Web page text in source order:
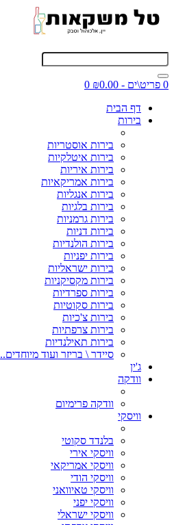
0 פריט\ים - ₪0.00
0
דף הבית
בירות
בירות אוסטריות
בירות איטלקיות
בירות איריות
בירות אמריקאיות
בירות אנגליות
בירות בלגיות
בירות גרמניות
בירות דניות
בירות הולנדיות
בירות יפניות
בירות ישראליות
בירות מקסיקניות
בירות ספרדיות
בירות סקוטיות
בירות צ'כיות
בירות צרפתיות
בירות תאילנדיות
סיידר \ בריזר ועוד מיוחדים..
ג'ין
וודקה
וודקה פרימיום
וויסקי
בלנדד סקוטי
וויסקי אירי
וויסקי אמריקאי
וויסקי הודי
וויסקי טאיוואני
וויסקי יפני
וויסקי ישראלי